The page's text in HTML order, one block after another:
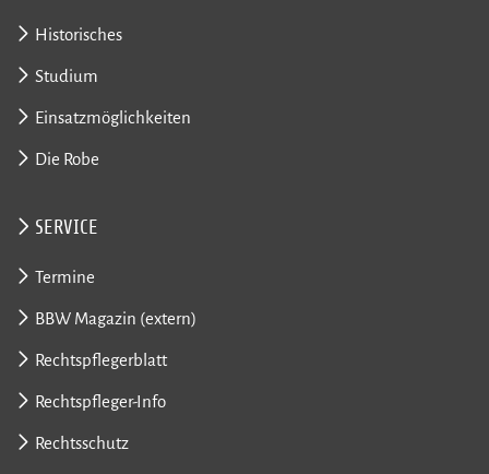
Historisches
Studium
Einsatzmöglichkeiten
Die Robe
SERVICE
Termine
BBW Magazin (extern)
Rechtspflegerblatt
Rechtspfleger-Info
Rechtsschutz